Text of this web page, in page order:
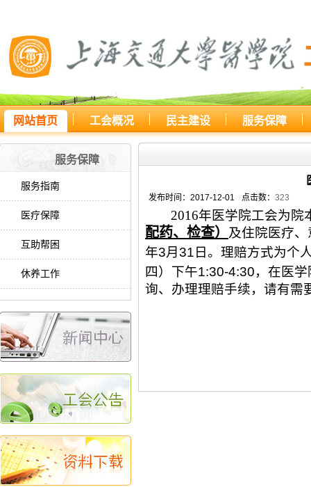
网站首页 工会概况 民主建设 服务保障
服务保障
服务指南
医疗保障
互助帮困
休养工作
发布时间：2017-12-01 点击数： 323
2016年医学院工会为院
配药、检查） 及住院医疗
年3月 31 日。理赔方式为个
四）下午1:30-4:30，在医
询、办理理赔手续，请有需